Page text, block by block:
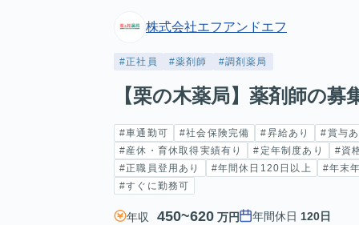
株式会社エフアンドエフ
#正社員 #薬剤師 #調剤薬局
【栗の木薬局】薬剤師の募
#車通勤可 #社会保険完備 #昇給あり #賞与あ
#産休・育休取得実績有り
#定年制度あり #資
#正職員登用あり
#年間休日120日以上 #年末
#すぐに勤務可
年収 450~620 万円 年間休日 120日